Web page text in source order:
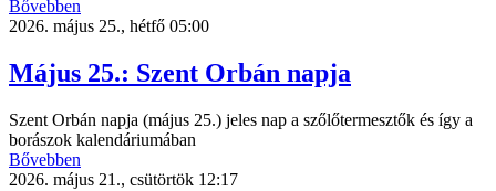
Bővebben
2026. május 25., hétfő 05:00
Május 25.: Szent Orbán napja
Szent Orbán napja (május 25.) jeles nap a szőlőtermesztők és így a
borászok kalendáriumában
Bővebben
2026. május 21., csütörtök 12:17